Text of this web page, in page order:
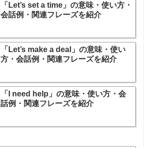
「Let’s set a time」の意味・使い方・
会話例・関連フレーズを紹介
「Let’s make a deal」の意味・使い
方・会話例・関連フレーズを紹介
「I need help」の意味・使い方・会
話例・関連フレーズを紹介